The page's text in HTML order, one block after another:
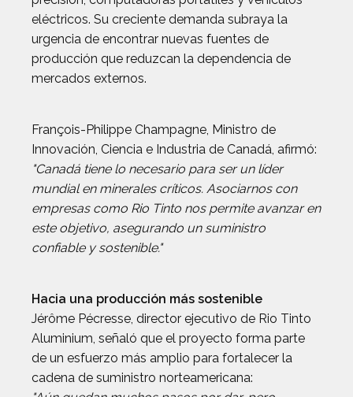
eléctricos. Su creciente demanda subraya la
urgencia de encontrar nuevas fuentes de
producción que reduzcan la dependencia de
mercados externos.
François-Philippe Champagne, Ministro de
Innovación, Ciencia e Industria de Canadá, afirmó:
"Canadá tiene lo necesario para ser un líder
mundial en minerales críticos. Asociarnos con
empresas como Rio Tinto nos permite avanzar en
este objetivo, asegurando un suministro
confiable y sostenible."
Hacia una producción más sostenible
Jérôme Pécresse, director ejecutivo de Rio Tinto
Aluminium, señaló que el proyecto forma parte
de un esfuerzo más amplio para fortalecer la
cadena de suministro norteamericana: